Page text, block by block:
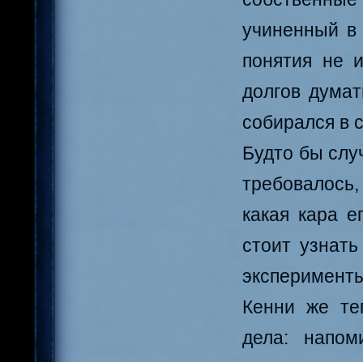
учиненный в
понятия не
долгов
собирался в
Будто бы
какая кара
стоит
Кенни же
дела: